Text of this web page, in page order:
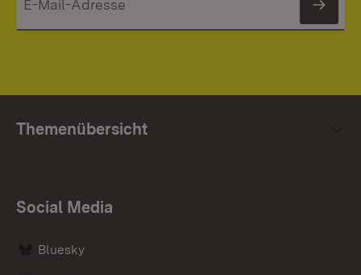
Themenübersicht
Social Media
Bluesky